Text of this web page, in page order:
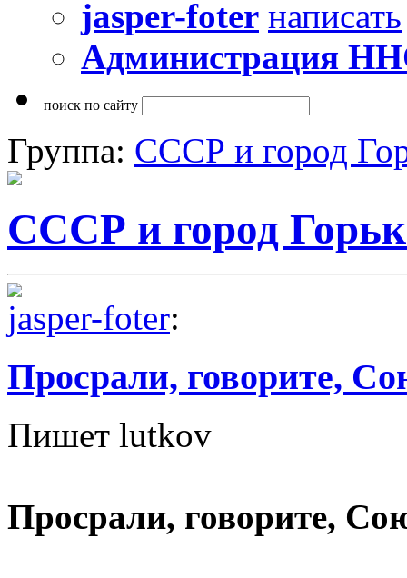
jasper-foter написать
Администрация
поиск по сайту
Группа: СССР и город
СССР и город
jasper-foter:
Просрали, говорите,
Пишет lutkov
Просрали, говорите,